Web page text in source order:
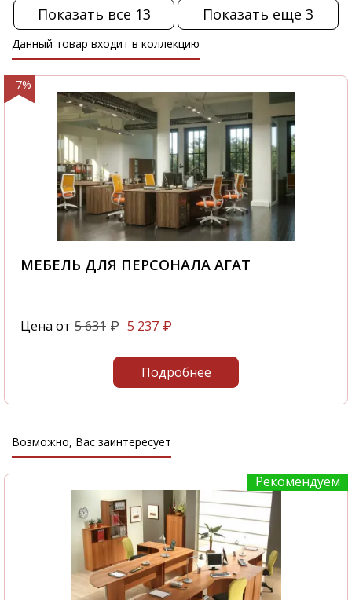
Показать все 13 Показать еще 3
Данный товар входит в коллекцию
- 7%
МЕБЕЛЬ ДЛЯ ПЕРСОНАЛА АГАТ
Цена от 5 631 ₽ 5 237 ₽
Подробнее
Возможно, Вас заинтересует
Рекомендуем